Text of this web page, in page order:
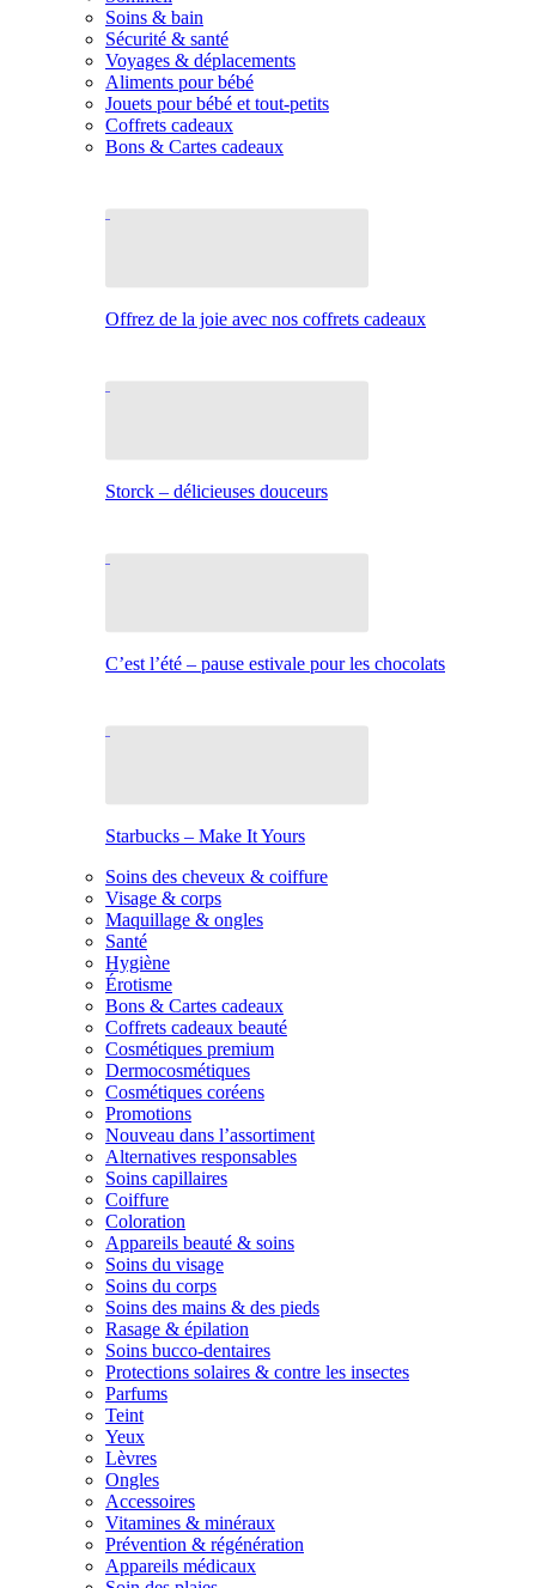
Soins & bain
Sécurité & santé
Voyages & déplacements
Aliments pour bébé
Jouets pour bébé et tout-petits
Coffrets cadeaux
Bons & Cartes cadeaux
Offrez de la joie avec nos coffrets cadeaux
Storck – délicieuses douceurs
C’est l’été – pause estivale pour les chocolats
Starbucks – Make It Yours
Soins des cheveux & coiffure
Visage & corps
Maquillage & ongles
Santé
Hygiène
Érotisme
Bons & Cartes cadeaux
Coffrets cadeaux beauté
Cosmétiques premium
Dermocosmétiques
Cosmétiques coréens
Promotions
Nouveau dans l’assortiment
Alternatives responsables
Soins capillaires
Coiffure
Coloration
Appareils beauté & soins
Soins du visage
Soins du corps
Soins des mains & des pieds
Rasage & épilation
Soins bucco-dentaires
Protections solaires & contre les insectes
Parfums
Teint
Yeux
Lèvres
Ongles
Accessoires
Vitamines & minéraux
Prévention & régénération
Appareils médicaux